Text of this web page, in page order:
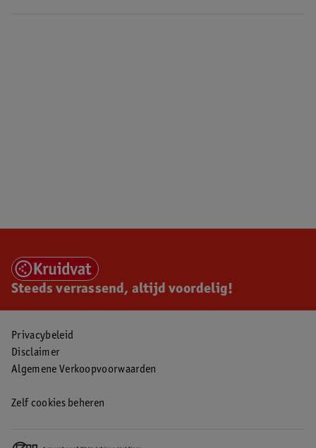
Steeds verrassend, altijd voordelig!
Privacybeleid
Disclaimer
Algemene Verkoopvoorwaarden
Zelf cookies beheren